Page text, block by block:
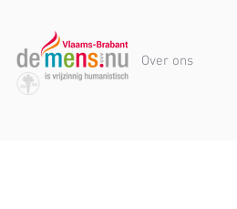
Over ons